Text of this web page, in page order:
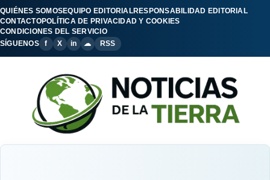
QUIÉNES SOMOSEQUIPO EDITORIALRESPONSABILIDAD EDITORIAL
CONTACTOPOLÍTICA DE PRIVACIDAD Y COOKIES
CONDICIONES DEL SERVICIO
SÍGUENOS
f X in ☁ RSS